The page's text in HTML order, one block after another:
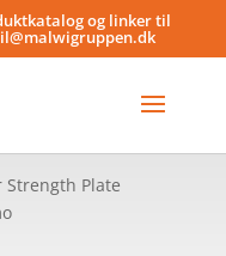
og linker til
Strength Plate